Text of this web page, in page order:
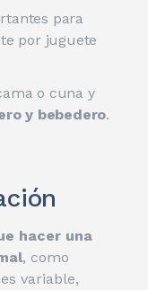
para
por juguete
o cuna y
y bebedero.
hacer una
, como
variable,